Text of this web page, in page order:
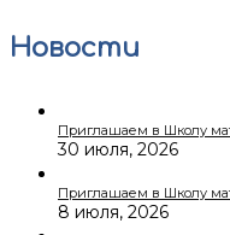
Новости
Приглашаем в Школу
30 июля, 2026
Приглашаем в Школу
8 июля, 2026